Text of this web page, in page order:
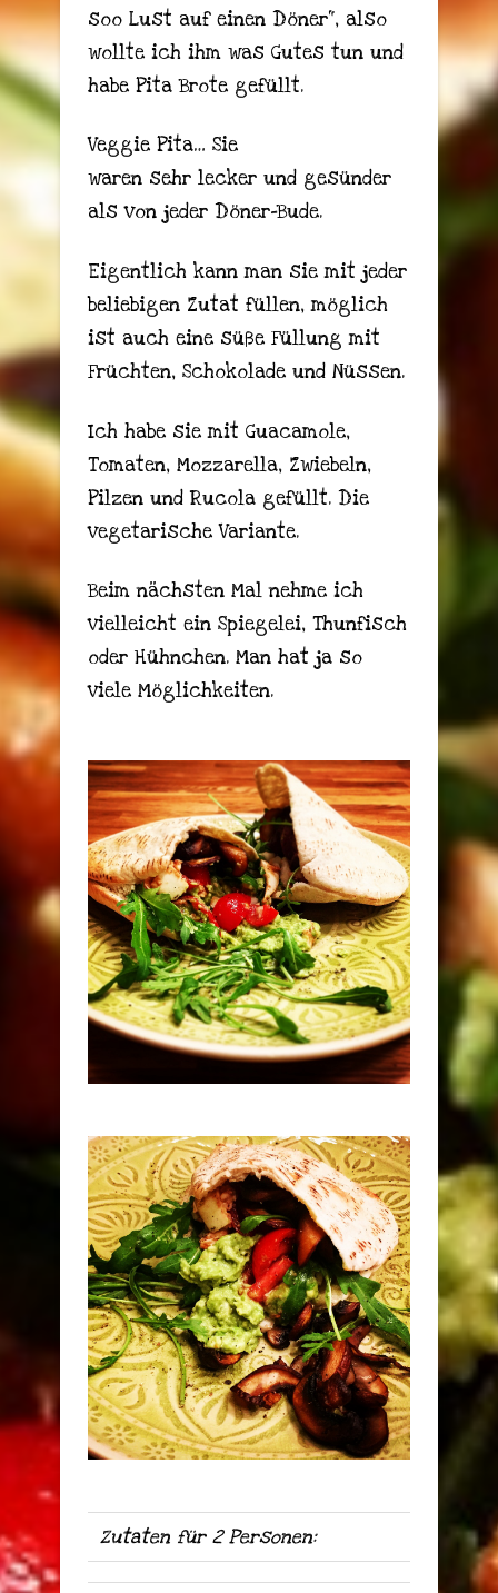
soo Lust auf einen Döner“, also
wollte ich ihm was Gutes tun und
habe Pita Brote gefüllt.
Veggie Pita… Sie
waren sehr lecker und gesünder
als von jeder Döner-Bude.
Eigentlich kann man sie mit jeder
beliebigen Zutat füllen, möglich
ist auch eine süße Füllung mit
Früchten, Schokolade und Nüssen.
Ich habe sie mit Guacamole,
Tomaten, Mozzarella, Zwiebeln,
Pilzen und Rucola gefüllt. Die
vegetarische Variante.
Beim nächsten Mal nehme ich
vielleicht ein Spiegelei, Thunfisch
oder Hühnchen. Man hat ja so
viele Möglichkeiten.
Zutaten für 2 Personen: